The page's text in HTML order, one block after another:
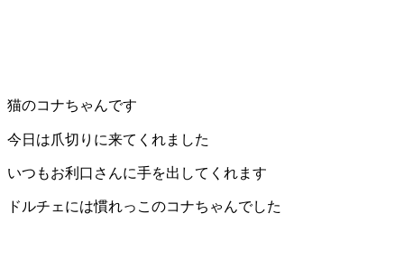
猫のコナちゃんです
今日は爪切りに来てくれました
いつもお利口さんに手を出してくれます
ドルチェには慣れっこのコナちゃんでした